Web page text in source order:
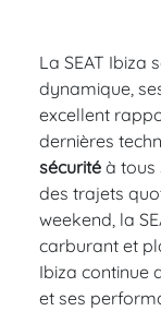
La SEAT Ibiza
dynamique,
excellent
dernières
sécurité à tous
des trajets
weekend, la
carburant et
Ibiza continue
et ses